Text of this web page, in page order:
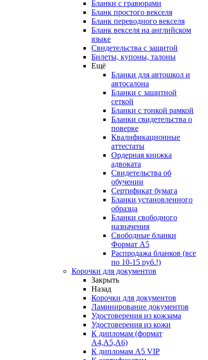
Бланки с гравюрами
Бланк простого векселя
Бланк переводного векселя
Бланк векселя на английском
языке
Свидетельства с защитой
Билеты, купоны, талоны
Ещё
Бланки для автошкол и
автосалона
Бланки с защитной
сеткой
Бланки с тонкой рамкой
Бланки свидетельства о
поверке
Квалификационные
аттестаты
Ордерная книжка
адвоката
Свидетельства об
обучении
Сертификат бумага
Бланки установленного
образца
Бланки свободного
назначения
Свободные бланки
Формат А5
Распродажа бланков (все
по 10-15 руб.!)
Корочки для документов
Закрыть
Назад
Корочки для документов
Ламинирование документов
Удостоверения из кожзама
Удостоверения из кожи
К дипломам (формат
А4,А5,А6)
К дипломам А5 VIP